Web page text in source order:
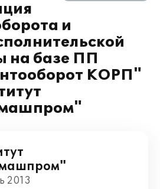
и
на базе ПП
КОРП"
2013